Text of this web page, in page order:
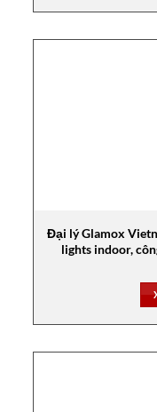
Đại lý Glamox
lights indoor,